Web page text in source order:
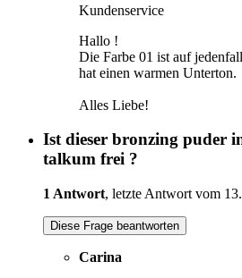
Kundenservice
Hallo !
Die Farbe 01 ist auf
hat einen warmen Unterton.
Alles Liebe!
Ist dieser bronzing puder
talkum frei ?
1 Antwort, letzte Antwort vom
Diese Frage beantworten
Carina